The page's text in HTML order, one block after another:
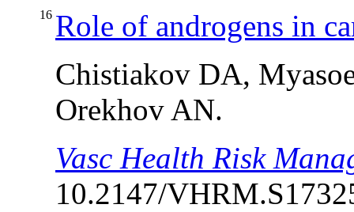
16 Role of androgens in
Chistiakov DA,
Orekhov AN.
Vasc Health Risk
10.2147/